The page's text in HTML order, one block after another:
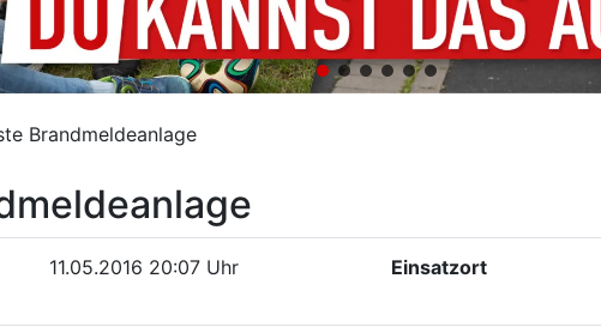
Brandmeldeanlage
11.05.2016 20:07 Uhr Einsatzort